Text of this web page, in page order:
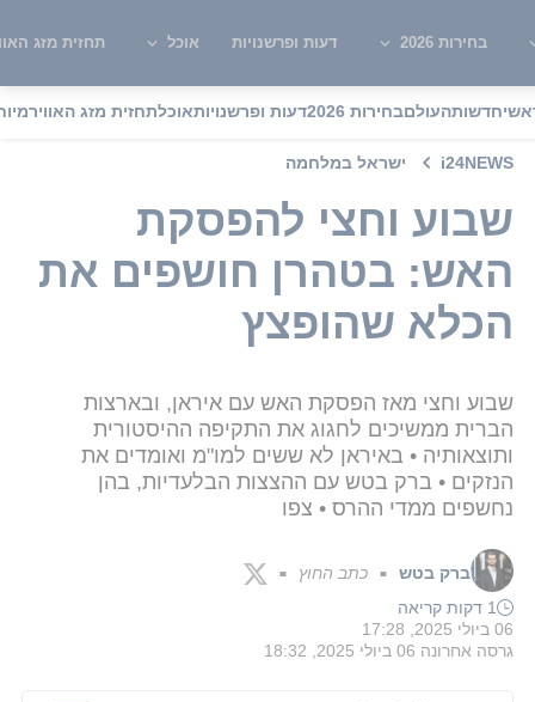
בחירות 2026 דעות ופרשנויות אוכל תחזית מזג
חדשותהעולםבחירות 2026 דעות ופרשנויותאוכלתחזית מזג האוויר
i24NEWS ישראל במלחמה
שבוע וחצי להפסקת
האש: בטהרן חושפים את
הכלא שהופצץ
שבוע וחצי מאז הפסקת האש עם איראן, ובארצות
הברית ממשיכים לחגוג את התקיפה ההיסטורית
ותוצאותיה • באיראן לא ששים למו"מ ואומדים את
הנזקים • ברק בטש עם ההצצות הבלעדיות, בהן
נחשפים ממדי ההרס • צפו
ברק בטש ■ כתב החוץ ■
1 דקות קריאה
06 ביולי 2025, 17:28
גרסה אחרונה 06 ביולי 2025, 18:32